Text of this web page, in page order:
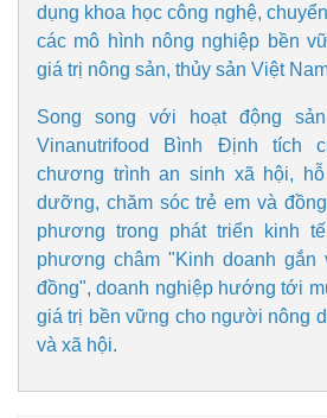
dụng khoa học công nghệ,
các mô hình nông nghiệp bền
giá trị nông sản, thủy sản Việt
Song song với hoạt động
Vinanutrifood Bình Định tích
chương trình an sinh xã hội,
dưỡng, chăm sóc trẻ em và
phương trong phát triển kinh
phương châm "Kinh doanh
đồng", doanh nghiệp hướng tới
giá trị bền vững cho người nông
và xã hội.